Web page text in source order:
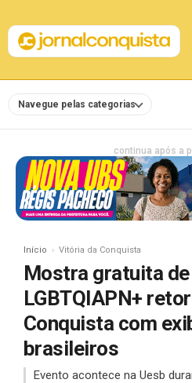
Navegue pelas categorias
continua após a
Início Vitória da Conquista
Mostra gratuita
LGBTQIAPN+
Conquista com
brasileiros
Evento acontece na Uesb